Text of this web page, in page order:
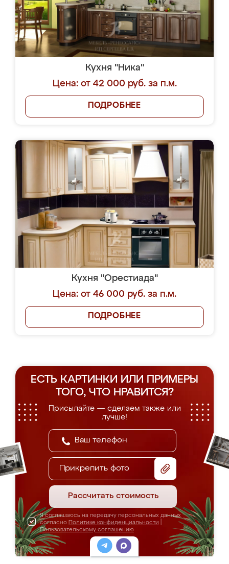
Кухня "Ника"
Цена: от 42 000 руб. за п.м.
ПОДРОБНЕЕ
Кухня "Орестиада"
Цена: от 46 000 руб. за п.м.
ПОДРОБНЕЕ
ЕСТЬ КАРТИНКИ ИЛИ ПРИМЕРЫ
ТОГО, ЧТО НРАВИТСЯ?
Присылайте — сделаем также или
лучше!
Прикрепить фото
Рассчитать стоимость
Я соглашаюсь на передачу персональных данных
согласно Политике конфиденциальности
Пользовательскому соглашению